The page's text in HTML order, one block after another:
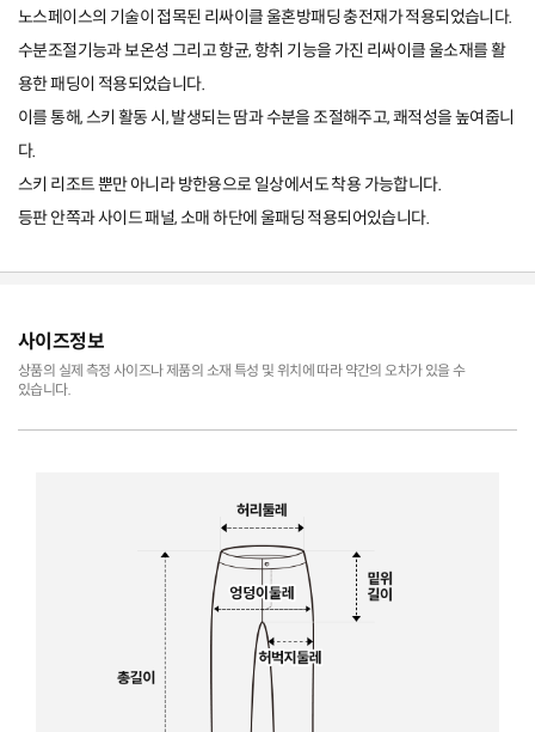
노스페이스의 기술이 접목된 리싸이클 울혼방패딩 충전재가 적용되었습니다.
수분조절기능과 보온성 그리고 항균, 항취 기능을 가진 리싸이클 울소재를 활
용한 패딩이 적용되었습니다.
이를 통해, 스키 활동 시, 발생되는 땀과 수분을 조절해주고, 쾌적성을 높여줍니
다.
스키 리조트 뿐만 아니라 방한용으로 일상에서도 착용 가능합니다.
등판 안쪽과 사이드 패널, 소매 하단에 울패딩 적용되어있습니다.
사이즈정보
상품의 실제 측정 사이즈나 제품의 소재 특성 및 위치에 따라 약간의 오차가 있을 수
있습니다.